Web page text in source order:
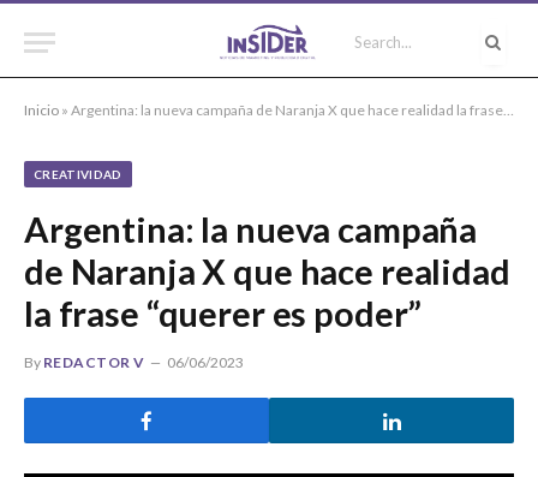
Inicio » Argentina: la nueva campaña de Naranja X que hace realidad la frase “querer es poder”
CREATIVIDAD
Argentina: la nueva campaña
de Naranja X que hace realidad
la frase “querer es poder”
By REDACTOR V 06/06/2023